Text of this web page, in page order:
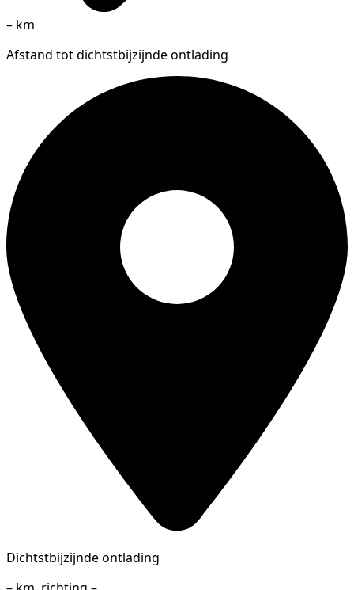
– km
Afstand tot dichtstbijzijnde ontlading
Dichtstbijzijnde ontlading